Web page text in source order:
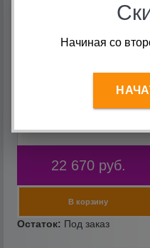
22 670 руб.
Начиная со